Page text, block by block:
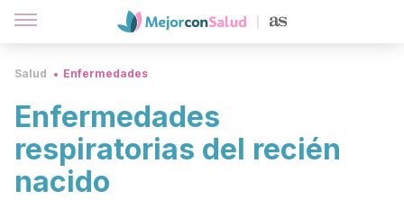
Salud Enfermedades
Enfermedades
respiratorias del recién
nacido